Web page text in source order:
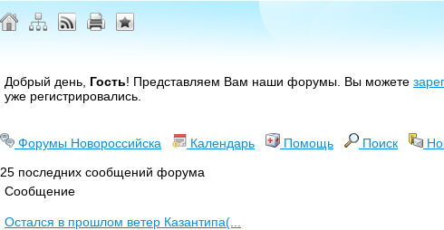
Добрый день, Гость! Представляем Вам наши форумы. Вы можете
уже регистрировались.
Форумы Новороссийска Календарь Помощь Поиск
25 последних сообщений форума
Сообщение
Остался в прошлом ветер Казантипа(...